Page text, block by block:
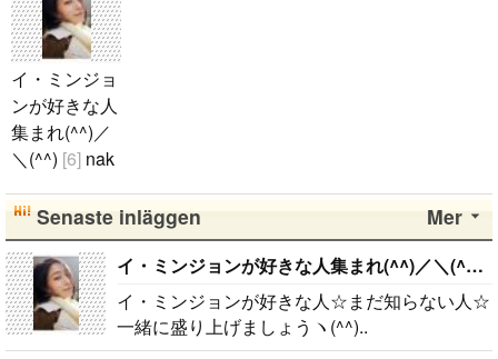
イ・ミンジョ
ンが好きな人
集まれ(^^)／
＼(^^) [6] nak
0.16
イ・ミンジョ
ンが好きな人
☆まだ知らな
い人☆一緒に
盛り上げまし
Mer
Senaste inläggen
イ・ミンジョンが好きな人集まれ(^^)／＼(^^)
イ・ミンジョンが好きな人☆まだ知らない人☆
一緒に盛り上げましょうヽ(^^)..